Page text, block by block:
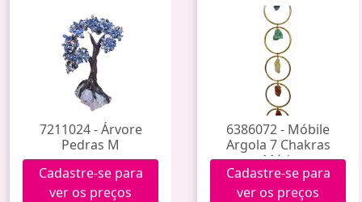
7211024 - Árvore
Pedras M
Cadastre-se para
ver os preços
6386072 - Móbile
Argola 7 Chakras
Méd.
Cadastre-se para
ver os preços